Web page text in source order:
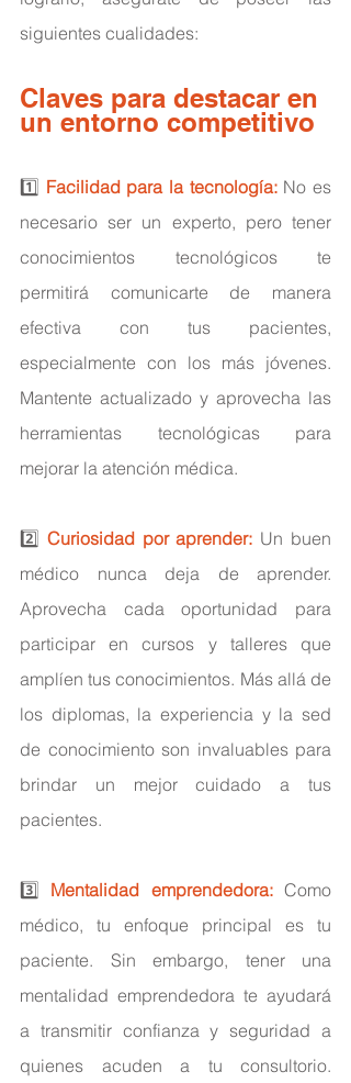
siguientes cualidades:
Claves para destacar en
un entorno competitivo
1️⃣ Facilidad para la tecnología: No es
necesario ser un experto, pero tener
conocimientos tecnológicos te
permitirá comunicarte de manera
efectiva con tus pacientes,
especialmente con los más jóvenes.
Mantente actualizado y aprovecha las
herramientas tecnológicas para
mejorar la atención médica.
2️⃣ Curiosidad por aprender: Un buen
médico nunca deja de aprender.
Aprovecha cada oportunidad para
participar en cursos y talleres que
amplíen tus conocimientos. Más allá de
los diplomas, la experiencia y la sed
de conocimiento son invaluables para
brindar un mejor cuidado a tus
pacientes.
3️⃣ Mentalidad emprendedora: Como
médico, tu enfoque principal es tu
paciente. Sin embargo, tener una
mentalidad emprendedora te ayudará
a transmitir confianza y seguridad a
quienes acuden a tu consultorio.